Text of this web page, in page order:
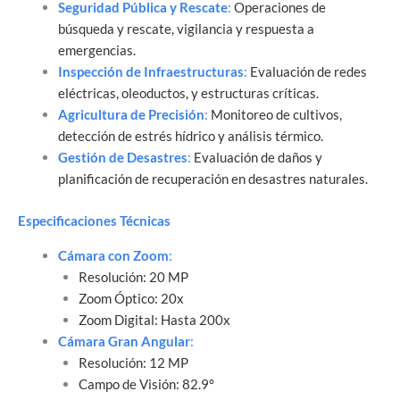
Seguridad Pública y Rescate: Operaciones de
búsqueda y rescate, vigilancia y respuesta a
emergencias.
Inspección de Infraestructuras: Evaluación de redes
eléctricas, oleoductos, y estructuras críticas.
Agricultura de Precisión: Monitoreo de cultivos,
detección de estrés hídrico y análisis térmico.
Gestión de Desastres: Evaluación de daños y
planificación de recuperación en desastres naturales.
Especificaciones Técnicas
Cámara con Zoom:
Resolución: 20 MP
Zoom Óptico: 20x
Zoom Digital: Hasta 200x
Cámara Gran Angular:
Resolución: 12 MP
Campo de Visión: 82.9°